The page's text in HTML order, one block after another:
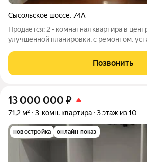
Сысольское шоссе,74А
Продается: 2 - комнатная квартира в
улучшенной планировки, с ремонтом,
раздельные. Две лоджии (стеклопакеты,
кухонный гарнитур со
Позвонить
13 000 000 ₽
71,2 м² 3-комн. квартира 3 этаж из 10
новостройка онлайн показ